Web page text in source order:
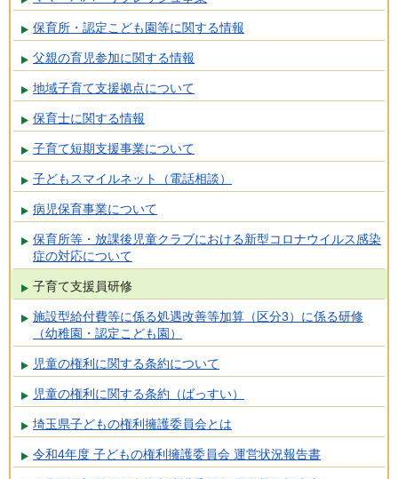
保育所・認定こども園等に関する情報
父親の育児参加に関する情報
地域子育て支援拠点について
保育士に関する情報
子育て短期支援事業について
子どもスマイルネット（電話相談）
病児保育事業について
保育所等・放課後児童クラブにおける新型コロナウイルス感染
症の対応について
子育て支援員研修
施設型給付費等に係る処遇改善等加算（区分3）に係る研修
（幼稚園・認定こども園）
児童の権利に関する条約について
児童の権利に関する条約（ばっすい）
埼玉県子どもの権利擁護委員会とは
令和4年度 子どもの権利擁護委員会 運営状況報告書